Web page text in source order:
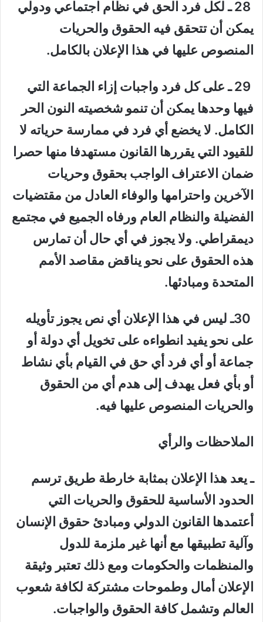
28 ـ لكل فرد الحق في نظام اجتماعي ودولي
يمكن أن تتحقق فيه الحقوق والحريات
المنصوص عليها في هذا الإعلان بالكامل.
29 ـ على كل فرد واجبات إزاء الجماعة التي
فيها وحدها يمكن أن تنمو شخصيته النون الحر
الكامل. لا يخضع أي فرد في ممارسة حرياته لا
للقيود التي يقررها القانون مستهدفا منها حصرا
ضمان الاعتراف الواجب بحقوق وحريات
الآخرين واحترامها والوفاء العادل من مقتضيات
الفضيلة والنظام العام ورفاه الجميع في مجتمع
ديمقراطي. ولا يجوز في أي حال أن تمارس
هذه الحقوق على نحو يناقض مقاصد الأمم
المتحدة ومبادئها.
30ـ ليس في هذا الإعلان أي نص يجوز تأويله
على نحو يفيد انطواءه على تخويل أي دولة أو
جماعة أو أي فرد أي حق في القيام بأي نشاط
أو بأي فعل يهدف إلى هدم أي من الحقوق
والحريات المنصوص عليها فيه.
الملاحظات والرأي
ـ يعد هذا الإعلان بمثابة خارطة طريق ترسم
الحدود الأساسية للحقوق والحريات التي
أعتمدها القانون الدولي ومبادئ حقوق الإنسان
وآلية تطبيقها مع أنها غير ملزمة للدول
والمنظمات والحكومات ومع ذلك تعتبر وثيقة
الإعلان أمال وطموحات مشتركة لكافة شعوب
العالم وتشمل كافة الحقوق والواجبات.